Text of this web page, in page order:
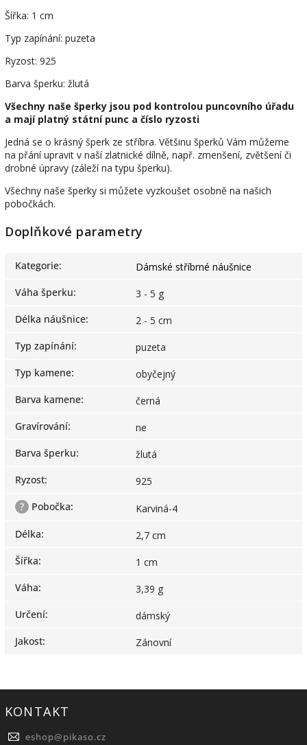
Šířka: 1 cm
Typ zapínání: puzeta
Ryzost: 925
Barva šperku: žlutá
Všechny naše šperky jsou pod kontrolou puncovního úřadu
a mají platný státní punc a číslo ryzosti
Jedná se o krásný šperk ze stříbra. Většinu šperků Vám můžeme
na přání upravit v naší zlatnické dílně, např. zmenšení, zvětšení či
drobné úpravy (záleží na typu šperku).
Všechny naše šperky si můžete vyzkoušet osobně na našich
pobočkách.
Doplňkové parametry
Kategorie:
Dámské stříbrné náušnice
Váha šperku:
3 - 5 g
Délka náušnice:
2 - 5 cm
Typ zapínání:
puzeta
Typ kamene:
obyčejný
Barva kamene:
černá
Gravírování:
ne
Barva šperku:
žlutá
Ryzost:
925
?
Pobočka:
Karviná-4
Délka:
2,7 cm
Šířka:
1 cm
Váha:
3,39 g
Určení:
dámský
Jakost: Zánovní
KONTAKT
eshop@pikaso.cz